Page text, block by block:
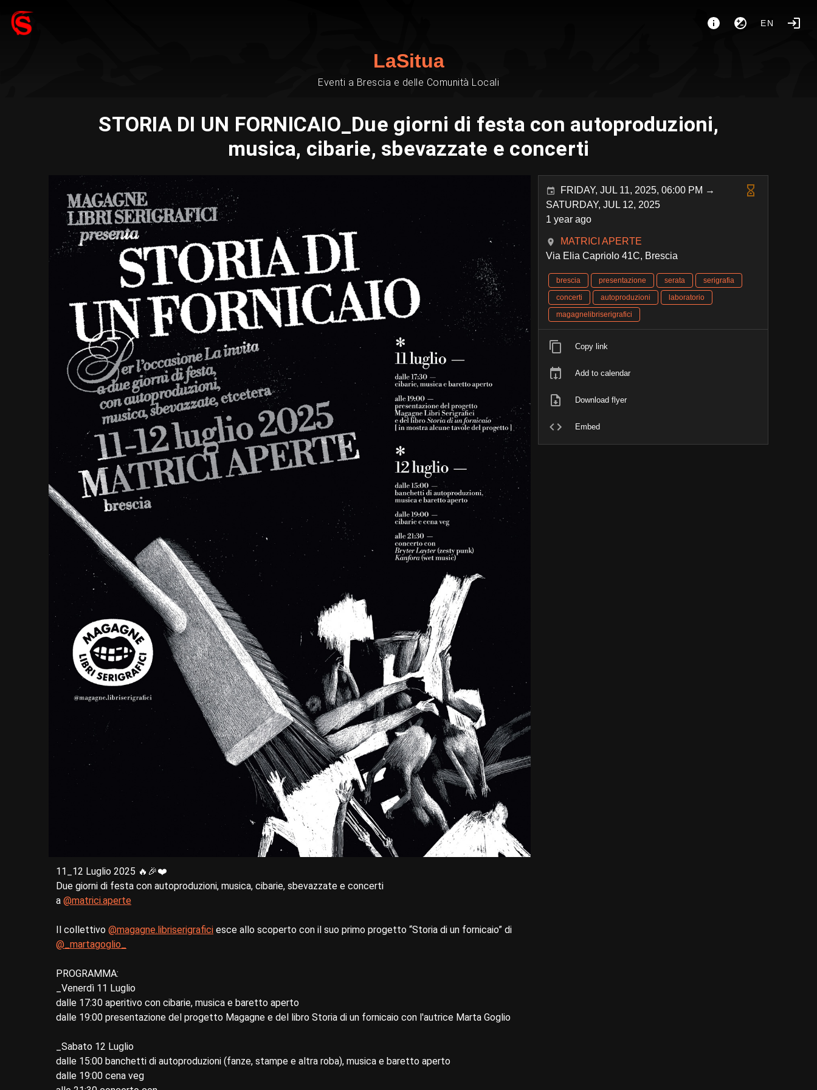
EN
LaSitua
Eventi a Brescia e delle Comunità Locali
STORIA DI UN FORNICAIO_Due giorni di festa con autoproduzioni,
musica, cibarie, sbevazzate e concerti
11_12 Luglio 2025 🔥🎉❤️
Due giorni di festa con autoproduzioni, musica, cibarie, sbevazzate e concerti
a @matrici.aperte
Il collettivo @magagne.libriserigrafici esce allo scoperto con il suo primo progetto “Storia di un fornicaio” di
@_martagoglio_
PROGRAMMA:
_Venerdì 11 Luglio
dalle 17:30 aperitivo con cibarie, musica e baretto aperto
dalle 19:00 presentazione del progetto Magagne e del libro Storia di un fornicaio con l'autrice Marta Goglio
_Sabato 12 Luglio
dalle 15:00 banchetti di autoproduzioni (fanze, stampe e altra roba), musica e baretto aperto
dalle 19:00 cena veg
FRIDAY, JUL 11, 2025, 06:00 PM →
SATURDAY, JUL 12, 2025
1 year ago
MATRICI APERTE
Via Elia Capriolo 41C, Brescia
brescia presentazione serata
serigrafia
concerti
autoproduzioni
laboratorio
magagnelibriserigrafici
Copy link
Add to calendar
Download flyer
Embed